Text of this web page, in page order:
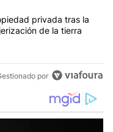
queda de la ley de
privada tras la
de la tierra
por